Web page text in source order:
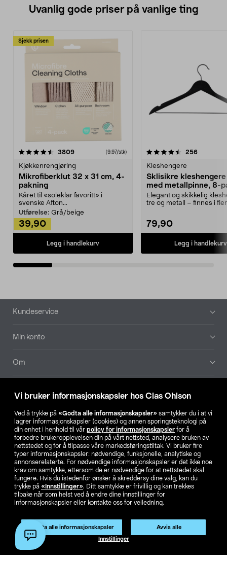
Vi bruker informasjonskapsler hos Clas Ohlson
Ved å trykke på «Godta alle informasjonskapsler» samtykker du i at vi
lagrer informasjonskapsler (cookies) og annen sporingsteknologi på
din enhet i henhold til vår policy for informasjonskapsler for å
forbedre brukeropplevelsen din på vårt nettsted, analysere bruken av
nettstedet og for å tilpasse våre markedsføringstiltak. Vi bruker fire
typer informasjonskapsler: nødvendige, funksjonelle, analytiske og
annonserelaterte. For nødvendige informasjonskapsler er det ikke noe
krav om samtykke, ettersom de er nødvendige for at nettstedet skal
fungere. Hvis du istedenfor ønsker å skreddersy dine valg, kan du
trykke på «Innstillinger». Ditt samtykke er frivillig og kan trekkes
tilbake når som helst ved å endre dine innstillinger for
informasjonskapsler eller kontakte oss for veiledning.
Godta alle informasjonskapsler Avvis alle
Innstillinger
Uvanlig gode priser på vanlige ting
Sjekk prisen
3809anmeldelser(9,97/stk)
Kjøkkenrengjøring
Mikrofiberklut 32 x 31 cm, 4-
pakning
Kåret til «soleklar favoritt» i
svenske Afton...
Utførelse: Grå/beige
39,90
Legg i handlekurv
4.5av 5 stjerner 256
Kleshengere
Sklisikre
med metallpinne, 8-
Elegant og skikkelig
tre og metall – finnes i
79,90
Legg i handlekurv
4.5av 5 stjerner
Bunntekst
Kundeservice
Min konto
Om
Våre selskaper
Finn din butikk
SE NO FI
Privacy statement Medlemsvilkår Kjøpsvilkår
For bedrifter
Endre til priser ekskl. moms